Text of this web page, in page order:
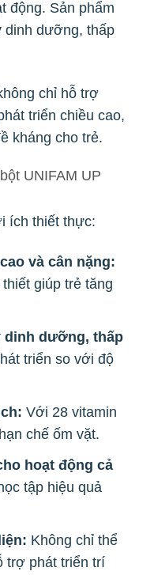
động. Sản phẩm
dinh dưỡng, thấp
chỉ hỗ trợ
triển chiều cao,
kháng cho trẻ.
UNIFAM UP
ích thiết thực:
và cân nặng:
giúp trẻ tăng
dinh dưỡng, thấp
triển so với độ
Với 28 vitamin
chế ốm vặt.
hoạt động cả
tập hiệu quả
Không chỉ thể
trợ phát triển trí